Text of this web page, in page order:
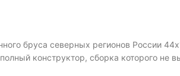
бруса северных регионов России
конструктор, сборка которого не